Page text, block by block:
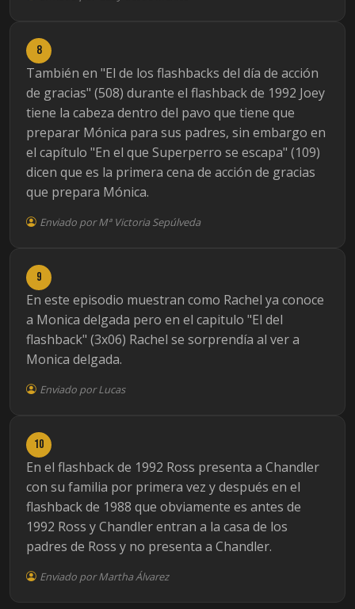
8
También en "El de los flashbacks del día de acción
de gracias" (508) durante el flashback de 1992 Joey
tiene la cabeza dentro del pavo que tiene que
preparar Mónica para sus padres, sin embargo en
el capítulo "En el que Superperro se escapa" (109)
dicen que es la primera cena de acción de gracias
que prepara Mónica.
Enviado por Mª Victoria Sepúlveda
9
En este episodio muestran como Rachel ya conoce
a Monica delgada pero en el capitulo "El del
flashback" (3x06) Rachel se sorprendía al ver a
Monica delgada.
Enviado por Lucas
10
En el flashback de 1992 Ross presenta a Chandler
con su familia por primera vez y después en el
flashback de 1988 que obviamente es antes de
1992 Ross y Chandler entran a la casa de los
padres de Ross y no presenta a Chandler.
Enviado por Martha Álvarez